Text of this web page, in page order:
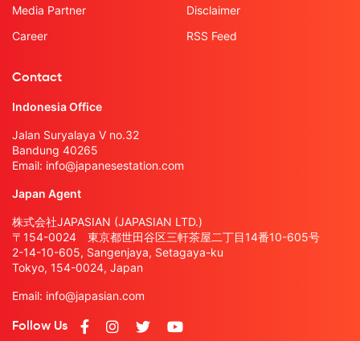
Media Partner
Career
Disclaimer
RSS Feed
Contact
Indonesia Office
Jalan Suryalaya V no.32
Bandung 40265
Email: info@japanesestation.com
Japan Agent
株式会社JAPASIAN (JAPASIAN LTD.)
〒154-0024 東京都世田谷区三軒茶屋二丁目14番10-605号
2-14-10-605, Sangenjaya, Setagaya-ku
Tokyo, 154-0024, Japan
Email: info@japasian.com
Follow Us